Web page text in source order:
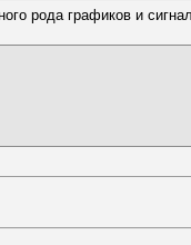
рода графиков и